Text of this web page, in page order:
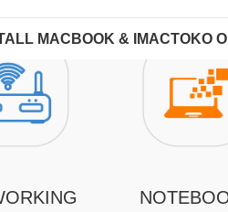
MACBOOK & IMACTOKO